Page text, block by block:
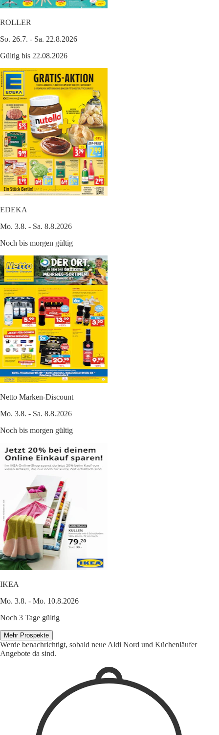
ROLLER
So. 26.7. - Sa. 22.8.2026
Gültig bis 22.08.2026
EDEKA
Mo. 3.8. - Sa. 8.8.2026
Noch bis morgen gültig
Netto Marken-Discount
Mo. 3.8. - Sa. 8.8.2026
Noch bis morgen gültig
IKEA
Mo. 3.8. - Mo. 10.8.2026
Noch 3 Tage gültig
Mehr Prospekte
Werde benachrichtigt, sobald neue Aldi Nord und Küchenläufer
Angebote da sind.